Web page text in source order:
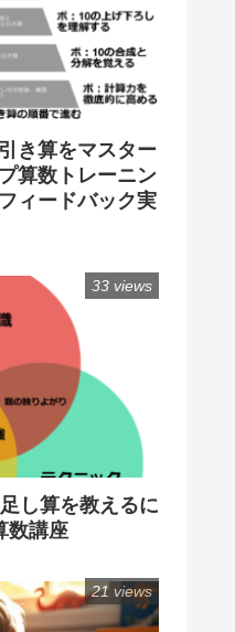
き算をマスター
算数トレーニン
ィードバック実
し算を教えるに
数講座
33 views
21 views